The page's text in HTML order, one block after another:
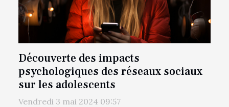
Découverte des impacts
psychologiques des réseaux sociaux
sur les adolescents
Vendredi 3 mai 2024 09:57